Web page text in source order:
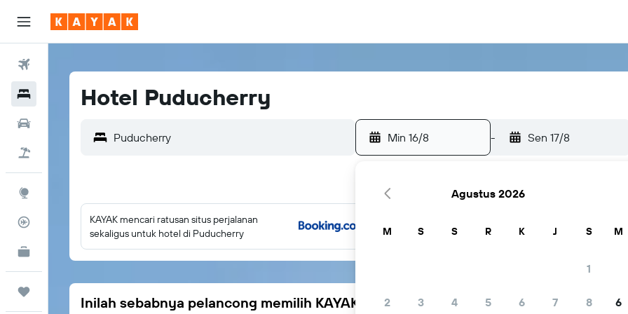
Pantau Pesawat
KAYAK untuk Bisnis
Hotel Puducherry
Puducherry Min 16/8 - Sen 17/8
KAYAK mencari ratusan situs perjalanan
sekaligus untuk hotel di Puducherry
Inilah sebabnya pelancong memilih KAYAK
Agustus 2026
M S S R K J S
1
2 3 4 5 6 7 8
M
6